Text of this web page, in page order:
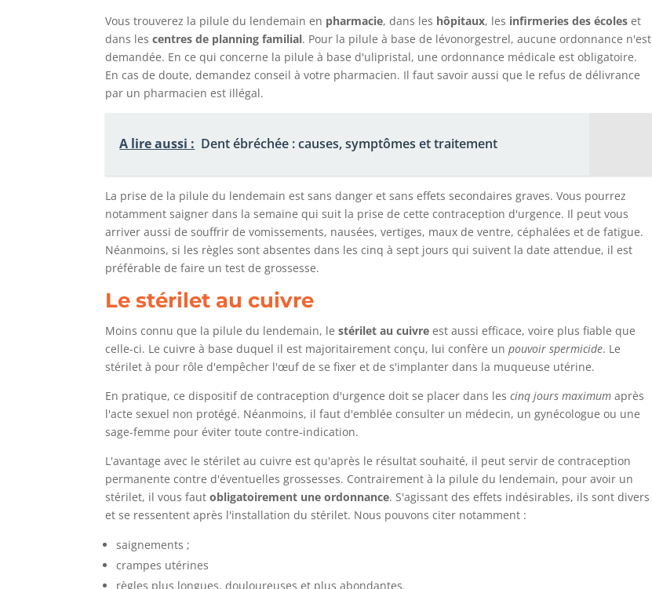
Vous trouverez la pilule du lendemain en pharmacie, dans les hôpitaux, les infirmeries des écoleset
dans lescentres de planning familial. Pour la pilule à base de lévonorgestrel, aucune ordonnance n'est
demandée. En ce qui concerne la pilule à base d'ulipristal, une ordonnance médicale est obligatoire.
En cas de doute, demandez conseil à votre pharmacien. Il faut savoir aussi que le refus de délivrance
par un pharmacien est illégal.
A lire aussi : Dent ébréchée : causes, symptômes et traitement
La prise de la pilule du lendemain est sans danger et sans effets secondaires graves. Vous pourrez
notamment saigner dans la semaine qui suit la prise de cette contraception d'urgence. Il peut vous
arriver aussi de souffrir de vomissements, nausées, vertiges, maux de ventre, céphalées et de fatigue.
Néanmoins, si les règles sont absentes dans les cinq à sept jours qui suivent la date attendue, il est
préférable de faire un test de grossesse.
Le stérilet au cuivre
Moins connu que la pilule du lendemain, lestérilet au cuivreest aussi efficace, voire plus fiable que
celle-ci. Le cuivre à base duquel il est majoritairement conçu, lui confère unpouvoir spermicide. Le
stérilet à pour rôle d'empêcher l'œuf de se fixer et de s'implanter dans la muqueuse utérine.
En pratique, ce dispositif de contraception d'urgence doit se placer dans lescinq jours maximum après
l'acte sexuel non protégé. Néanmoins, il faut d'emblée consulter un médecin, un gynécologue ou une
sage-femme pour éviter toute contre-indication.
L'avantage avec le stérilet au cuivre est qu'après le résultat souhaité, il peut servir de contraception
permanente contre d'éventuelles grossesses. Contrairement à la pilule du lendemain, pour avoir un
stérilet, il vous fautobligatoirement une ordonnance. S'agissant des effets indésirables, ils sont divers
et se ressentent après l'installation du stérilet. Nous pouvons citer notamment :
saignements ;
crampes utérines
règles plus longues, douloureuses et plus abondantes.